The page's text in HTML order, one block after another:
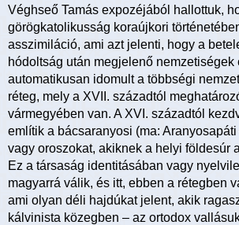
Véghseő Tamás expozéjából hallottuk,
görögkatolikusság koraújkori
asszimiláció, ami azt jelenti, hogy a
hódoltság után megjelenő nemzetiségek
automatikusan idomult a többségi
réteg, mely a XVII. századtól
vármegyében van. A XVI. századtól
említik a bácsaranyosi (ma:
vagy oroszokat, akiknek a helyi földesúr
Ez a társaság identitásában vagy
magyarrá válik, és itt, ebben a rétegben
ami olyan déli hajdúkat jelent, akik
kálvinista közegben – az ortodox